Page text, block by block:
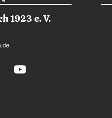
1923 e. V.